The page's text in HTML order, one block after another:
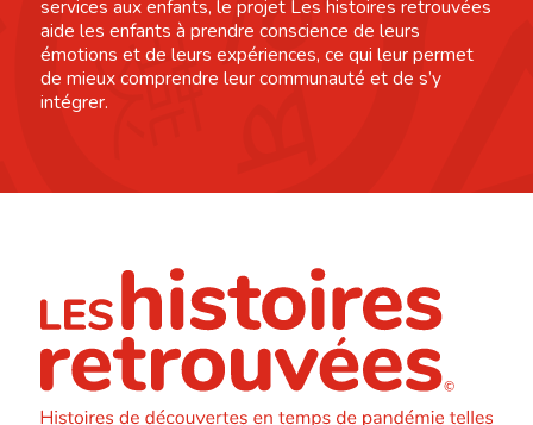
services aux enfants, le projet Les histoires retrouvées
aide les enfants à prendre conscience de leurs
émotions et de leurs expériences, ce qui leur permet
de mieux comprendre leur communauté et de s’y
intégrer.